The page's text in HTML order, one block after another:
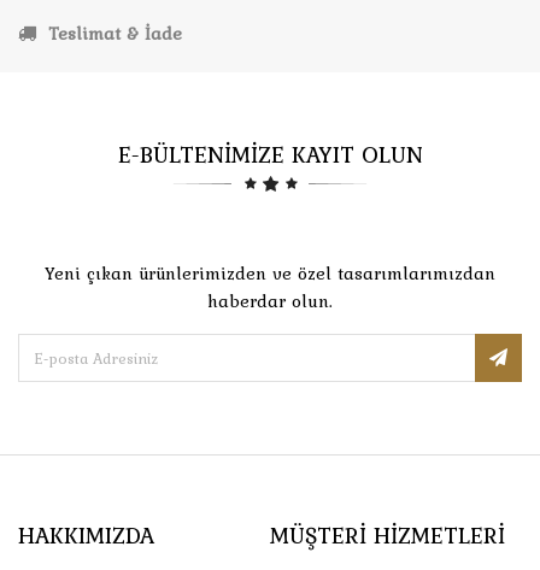
Teslimat & İade
E-BÜLTENİMİZE KAYIT OLUN
Yeni çıkan ürünlerimizden ve özel tasarımlarımızdan
haberdar olun.
HAKKIMIZDA MÜŞTERI HIZMETLERI